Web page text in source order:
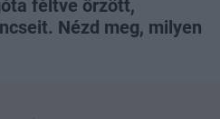
féltve őrzött,
Nézd meg, milyen